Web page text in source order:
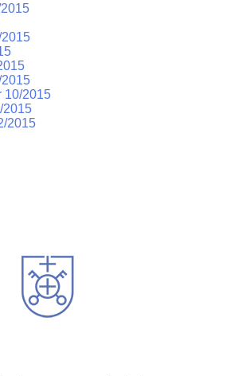
10/2015
2015
2015